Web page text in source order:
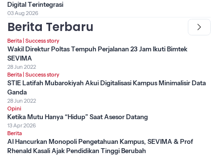
Digital Terintegrasi
03 Aug 2026
Berita Terbaru
Berita Success story
Wakil Direktur Poltas Tempuh Perjalanan 23 Jam Ikuti Bimtek
SEVIMA
28 Jun 2022
Berita Success story
STIE Latifah Mubarokiyah Akui Digitalisasi Kampus Minimalisir Data
Ganda
28 Jun 2022
Opini
Ketika Mutu Hanya “Hidup” Saat Asesor Datang
13 Apr 2026
Berita
AI Hancurkan Monopoli Pengetahuan Kampus, SEVIMA & Prof
Rhenald Kasali Ajak Pendidikan Tinggi Berubah